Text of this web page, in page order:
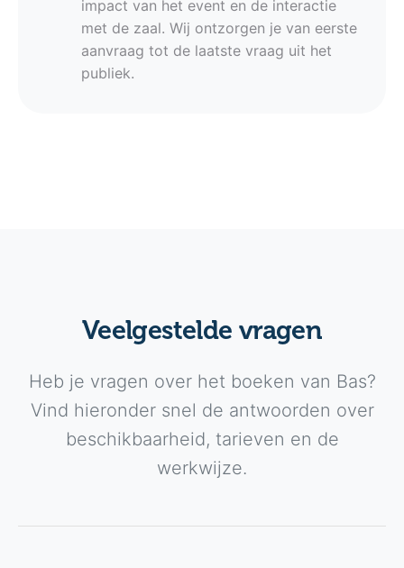
impact van het event en de interactie
met de zaal. Wij ontzorgen je van eerste
aanvraag tot de laatste vraag uit het
publiek.
Veelgestelde vragen
Heb je vragen over het boeken van Bas?
Vind hieronder snel de antwoorden over
beschikbaarheid, tarieven en de
werkwijze.